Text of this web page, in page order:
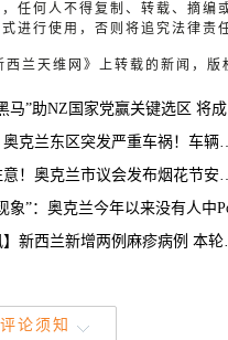
任何人不得复制、转载、摘编
进行使用，否则将追究法律责
兰天维网》上转载的新闻，版
”助NZ国家党赢关键选区 将成国会议员
兰东区突发严重车祸！车辆侧翻，电线杆倒塌！
！奥克兰市议会发布烟花节安全燃放指南
”：奥克兰今年以来没有人中Powerball大
新西兰新增两例麻疹病例 本轮病例数增至13例
论须知